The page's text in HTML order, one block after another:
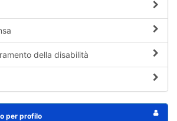
della disabilità
per profilo